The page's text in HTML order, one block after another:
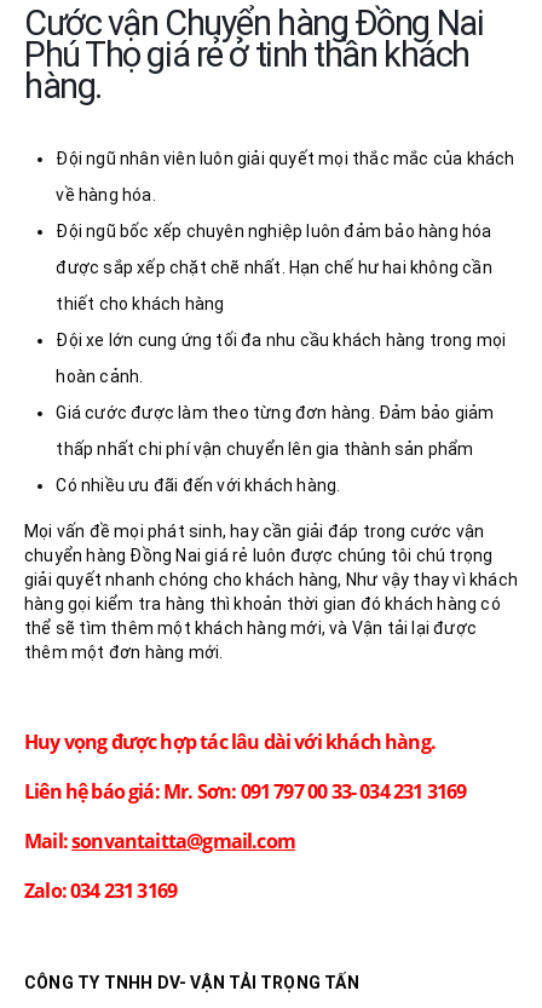
Cước vận Chuyển hàng Đồng Nai
Phú Thọ giá rẻ ở tinh thần khách
hàng.
Đội ngũ nhân viên luôn giải quyết mọi thắc mắc của khách
về hàng hóa.
Đội ngũ bốc xếp chuyên nghiệp luôn đảm bảo hàng hóa
được sắp xếp chặt chẽ nhất. Hạn chế hư hai không cần
thiết cho khách hàng
Đội xe lớn cung ứng tối đa nhu cầu khách hàng trong mọi
hoàn cảnh.
Giá cước được làm theo từng đơn hàng. Đảm bảo giảm
thấp nhất chi phí vận chuyển lên gia thành sản phẩm
Có nhiều ưu đãi đến với khách hàng.
Mọi vấn đề mọi phát sinh, hay cần giải đáp trong cước vận
chuyển hàng Đồng Nai giá rẻ luôn được chúng tôi chú trọng
giải quyết nhanh chóng cho khách hàng, Như vậy thay vì khách
hàng gọi kiểm tra hàng thì khoản thời gian đó khách hàng có
thể sẽ tìm thêm một khách hàng mới, và Vận tải lại được
thêm một đơn hàng mới.
Huy vọng được hợp tác lâu dài với khách hàng.
Liên hệ báo giá: Mr. Sơn: 091 797 00 33- 034 231 3169
Mail:sonvantaitta@gmail.com
Zalo: 034 231 3169
CÔNG TY TNHH DV- VẬN TẢI TRỌNG TẤN